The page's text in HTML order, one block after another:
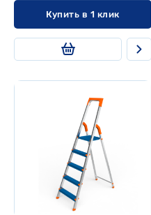
Купить в 1 клик